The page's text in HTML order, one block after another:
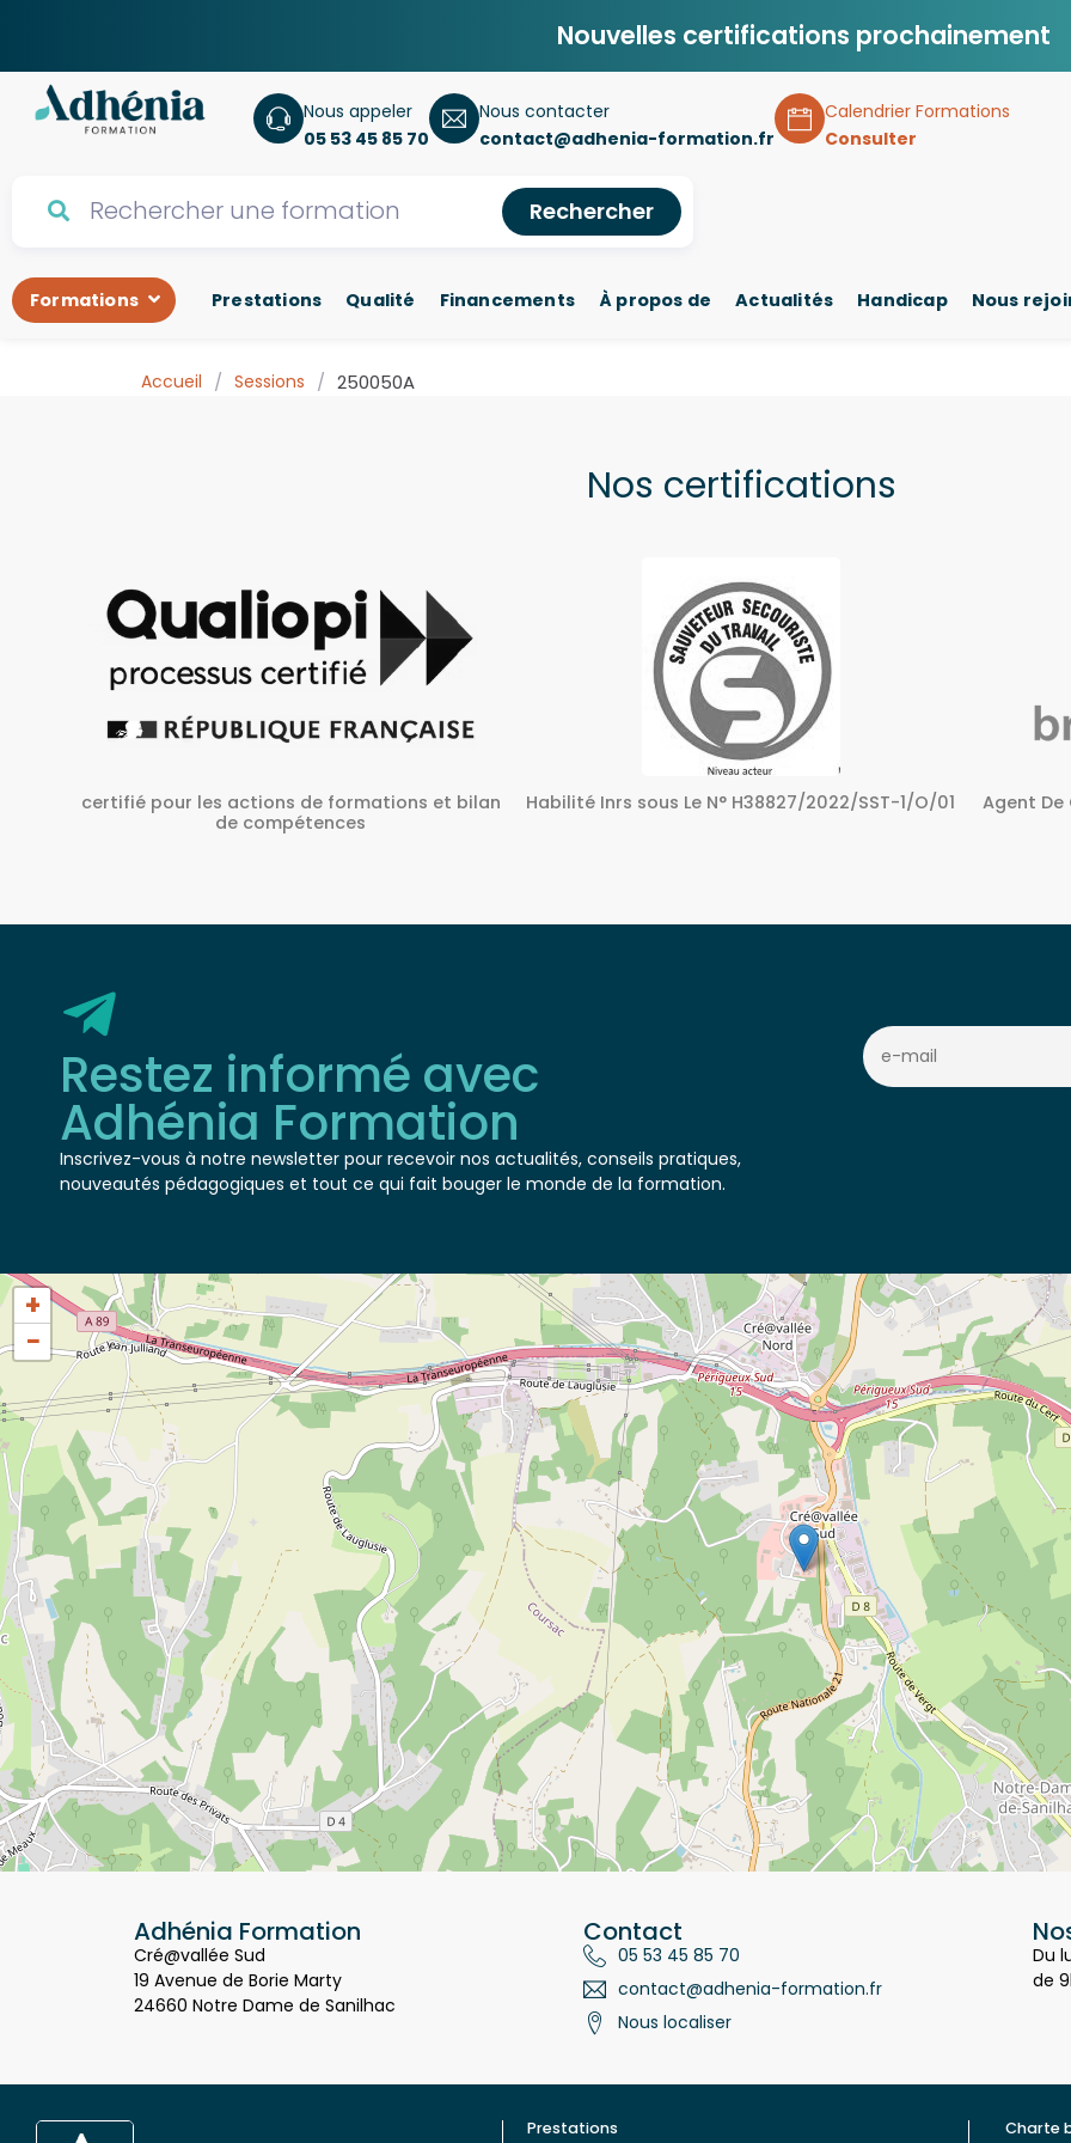
Nouvelles certifications prochainement
Nous appeler
05 53 45 85 70
Nous contacter
contact@adhenia-formation.fr
Calendrier Formations
Consulter
Rechercher
Formations Prestations Qualité Financements À propos de Actualités Handicap Nous
Accueil / Sessions / 250050A
Nos certifications
Habilité Inrs sous Le N° H38827/2022/SST-1/O/01 Agent De Certification sous Le N° 72240158724 Centre
Restez informé avec
Adhénia Formation
Inscrivez-vous à notre newsletter pour recevoir nos actualités, conseils pratiques,
nouveautés pédagogiques et tout ce qui fait bouger le monde de la formation.
+
−
Cré@vallée Sud
19 Avenue de Borie Marty
24660 Notre Dame de Sanilhac
05 53 45 85 70
contact@adhenia-formation.fr
Nous localiser
Du
de